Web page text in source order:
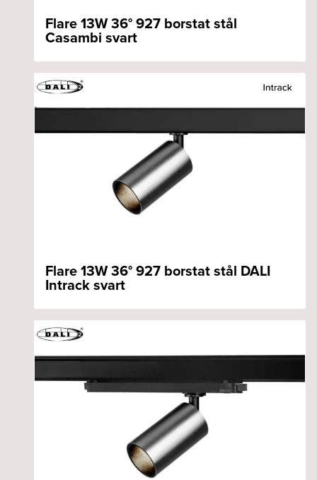
Flare 13W 36° 927 borstat stål
Casambi svart
Flare 13W 36° 927 borstat stål DALI
Intrack svart